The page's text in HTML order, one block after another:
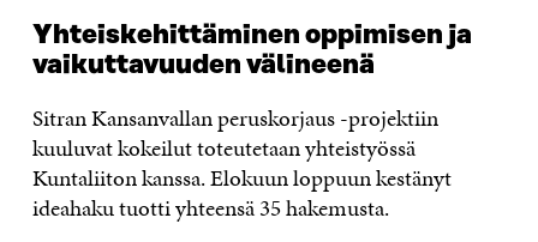
Yhteiskehittäminen oppimisen ja
vaikuttavuuden välineenä
Sitran Kansanvallan peruskorjaus -projektiin
kuuluvat kokeilut toteutetaan yhteistyössä
Kuntaliiton kanssa. Elokuun loppuun kestänyt
ideahaku tuotti yhteensä 35 hakemusta.